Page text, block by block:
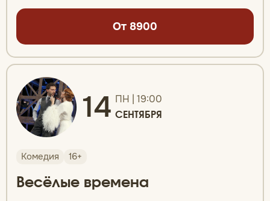
От 8900
14 ПН | 19:00
СЕНТЯБРЯ
Комедия 16+
Весёлые времена